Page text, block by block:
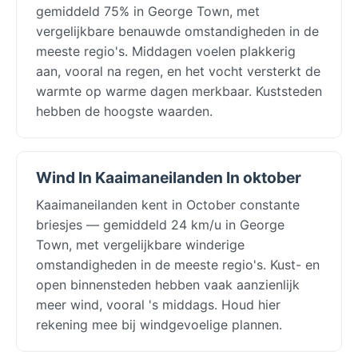
gemiddeld 75% in George Town, met
vergelijkbare benauwde omstandigheden in de
meeste regio's. Middagen voelen plakkerig
aan, vooral na regen, en het vocht versterkt de
warmte op warme dagen merkbaar. Kuststeden
hebben de hoogste waarden.
Wind In Kaaimaneilanden In oktober
Kaaimaneilanden kent in October constante
briesjes — gemiddeld 24 km/u in George
Town, met vergelijkbare winderige
omstandigheden in de meeste regio's. Kust- en
open binnensteden hebben vaak aanzienlijk
meer wind, vooral 's middags. Houd hier
rekening mee bij windgevoelige plannen.